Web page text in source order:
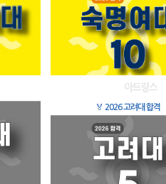
🏅 2026 고려대 합격